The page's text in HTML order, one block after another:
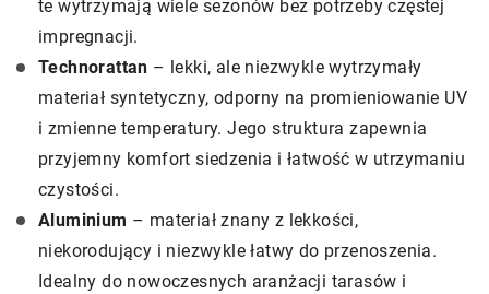
te wytrzymają wiele sezonów bez potrzeby częstej
impregnacji.
Technorattan – lekki, ale niezwykle wytrzymały
materiał syntetyczny, odporny na promieniowanie UV
i zmienne temperatury. Jego struktura zapewnia
przyjemny komfort siedzenia i łatwość w utrzymaniu
czystości.
Aluminium – materiał znany z lekkości,
niekorodujący i niezwykle łatwy do przenoszenia.
Idealny do nowoczesnych aranżacji tarasów i